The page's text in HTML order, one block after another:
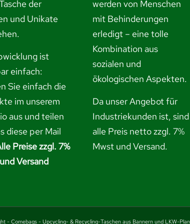
der
und Unikate
ist
einfach:
Sie einfach die
im unserem
aus undteilen
diese per Mail
Preise zzgl. 7%
Versand
werden von Menschen
mit Behinderungen
erledigt – eine tolle
Kombination aus
sozialen und
ökologischen Aspekten.
Da unser Angebot für
Industriekunden ist, sind
alle Preis netto zzgl. 7%
Mwst und Versand.
- Comebags - Upcycling- & Recycling-Taschen aus Bannern und LKW-